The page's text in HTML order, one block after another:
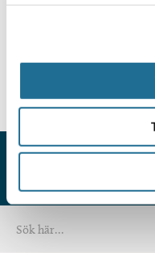
HITTAR DU